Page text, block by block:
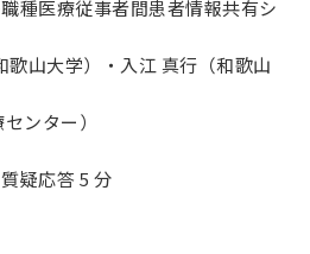
種医療従事者間患者情報共有シ
山大学）・入江 真行（和歌山
ンター）
疑応答 5 分